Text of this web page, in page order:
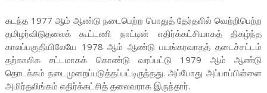
கடந்த 1977 ஆம் ஆண்டு நடை­பெற்ற பொதுத் தேர்­தலில் வெற்­றி­பெற்ற
தமி­ழர்­வி­டு­தலைக் கூட்­டணி நாட்டின் எதிர்க்­கட்­சி­யாகத் திகழ்ந்த
காலப்­ப­கு­தி­யி­லேயே 1978 ஆம் ஆண்டு பயங்­க­ர­வாதத் தடைச்­சட்டம்
தற்­கா­லிக சட்­ட­மாகக் கொண்டு வரப்­பட்டு 1979 ஆம் ஆண்டு
தொடக்கம் நடைமுறைப்படுத்தப்பட்டிருந்தது. அப்போது அப்பாப்பிள்ளை
அமிர்தலிங்கம் எதிர்க்கட்சித் தலைவராக இருந்தார்.